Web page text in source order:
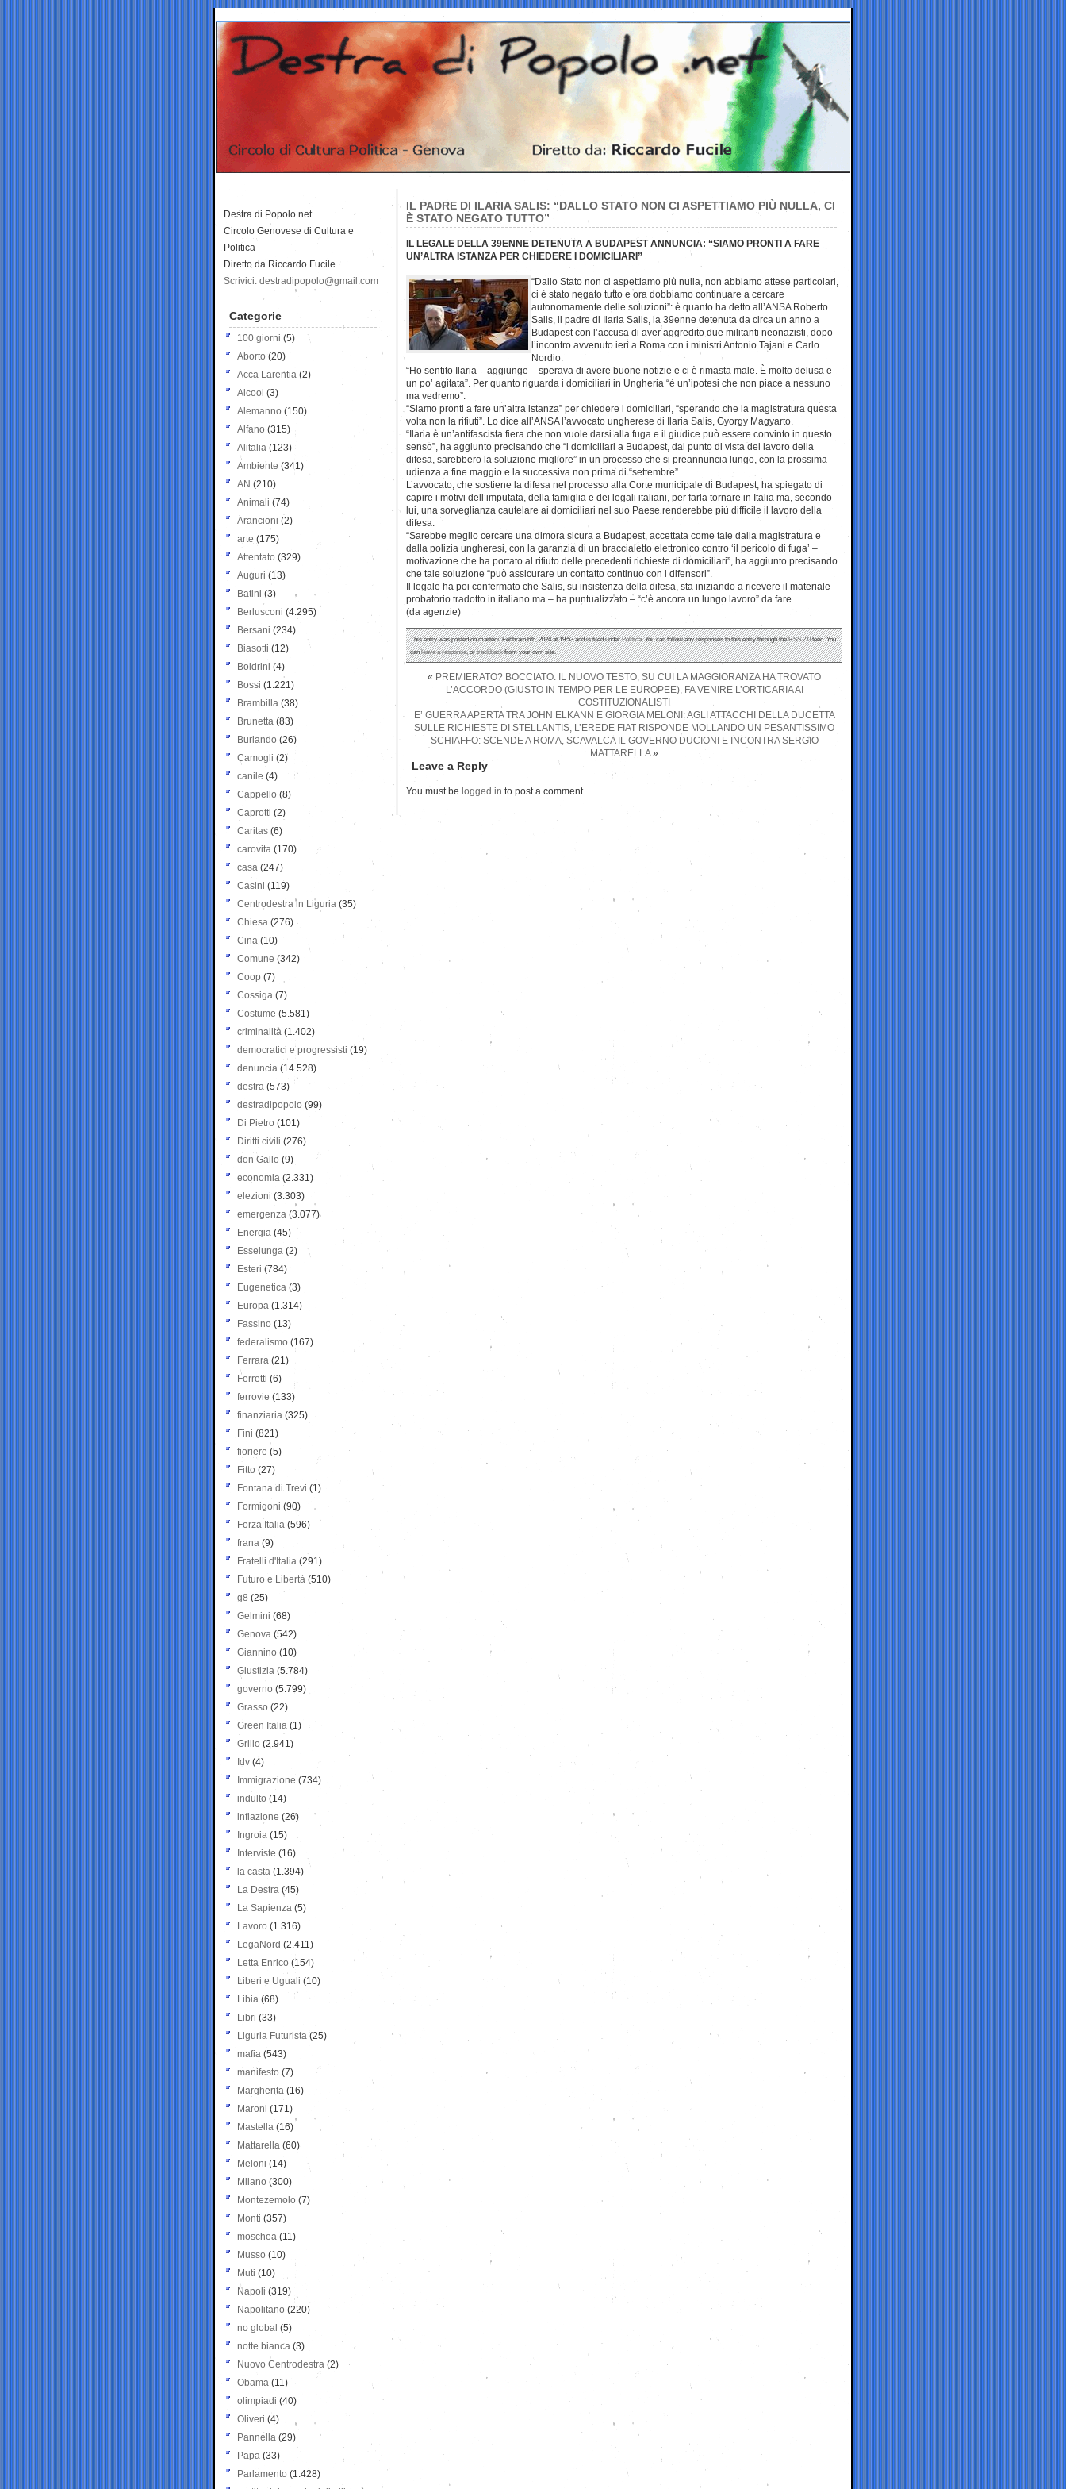
IL PADRE DI ILARIA SALIS: “DALLO STATO NON CI ASPETTIAMO PIÙ NULLA, CI
È STATO NEGATO TUTTO”
IL LEGALE DELLA 39ENNE DETENUTA A BUDAPEST ANNUNCIA: “SIAMO PRONTI A FARE
UN’ALTRA ISTANZA PER CHIEDERE I DOMICILIARI”
“Dallo Stato non ci aspettiamo più nulla, non abbiamo attese particolari,
ci è stato negato tutto e ora dobbiamo continuare a cercare
autonomamente delle soluzioni”: è quanto ha detto all’ANSA Roberto
Salis, il padre di Ilaria Salis, la 39enne detenuta da circa un anno a
Budapest con l’accusa di aver aggredito due militanti neonazisti, dopo
l’incontro avvenuto ieri a Roma con i ministri Antonio Tajani e Carlo
Nordio.
“Ho sentito Ilaria – aggiunge – sperava di avere buone notizie e ci è rimasta male. È molto delusa e
un po’ agitata”. Per quanto riguarda i domiciliari in Ungheria “è un’ipotesi che non piace a nessuno
ma vedremo”.
“Siamo pronti a fare un’altra istanza” per chiedere i domiciliari, “sperando che la magistratura questa
volta non la rifiuti”. Lo dice all’ANSA l’avvocato ungherese di Ilaria Salis, Gyorgy Magyarto.
“Ilaria è un’antifascista fiera che non vuole darsi alla fuga e il giudice può essere convinto in questo
senso”, ha aggiunto precisando che “i domiciliari a Budapest, dal punto di vista del lavoro della
difesa, sarebbero la soluzione migliore” in un processo che si preannuncia lungo, con la prossima
udienza a fine maggio e la successiva non prima di “settembre”.
L’avvocato, che sostiene la difesa nel processo alla Corte municipale di Budapest, ha spiegato di
capire i motivi dell’imputata, della famiglia e dei legali italiani, per farla tornare in Italia ma, secondo
lui, una sorveglianza cautelare ai domiciliari nel suo Paese renderebbe più difficile il lavoro della
difesa.
“Sarebbe meglio cercare una dimora sicura a Budapest, accettata come tale dalla magistratura e
dalla polizia ungheresi, con la garanzia di un braccialetto elettronico contro ‘il pericolo di fuga’ –
motivazione che ha portato al rifiuto delle precedenti richieste di domiciliari”, ha aggiunto precisando
che tale soluzione “può assicurare un contatto continuo con i difensori”.
Il legale ha poi confermato che Salis, su insistenza della difesa, sta iniziando a ricevere il materiale
probatorio tradotto in italiano ma – ha puntualizzato – “c’è ancora un lungo lavoro” da fare.
(da agenzie)
This entry was posted on martedì, Febbraio 6th, 2024 at 19:53 and is filed underPolitica. You can follow any responses to this entry through theRSS 2.0feed. You
canleave a response, ortrackbackfrom your own site.
« PREMIERATO? BOCCIATO: IL NUOVO TESTO, SU CUI LA MAGGIORANZA HA TROVATO
L’ACCORDO (GIUSTO IN TEMPO PER LE EUROPEE), FA VENIRE L’ORTICARIA AI
COSTITUZIONALISTI
E’ GUERRA APERTA TRA JOHN ELKANN E GIORGIA MELONI: AGLI ATTACCHI DELLA DUCETTA
SULLE RICHIESTE DI STELLANTIS, L’EREDE FIAT RISPONDE MOLLANDO UN PESANTISSIMO
SCHIAFFO: SCENDE A ROMA, SCAVALCA IL GOVERNO DUCIONI E INCONTRA SERGIO
MATTARELLA»
Leave a Reply
You must be logged in to post a comment.
Destra di Popolo.net
Circolo Genovese di Cultura e
Politica
Diretto da Riccardo Fucile
Scrivici: destradipopolo@gmail.com
Categorie
100 giorni (5)
Aborto (20)
Acca Larentia (2)
Alcool (3)
Alemanno (150)
Alfano (315)
Alitalia (123)
Ambiente (341)
AN (210)
Animali (74)
Arancioni (2)
arte (175)
Attentato (329)
Auguri (13)
Batini (3)
Berlusconi (4.295)
Bersani (234)
Biasotti (12)
Boldrini (4)
Bossi (1.221)
Brambilla (38)
Brunetta (83)
Burlando (26)
Camogli (2)
canile (4)
Cappello (8)
Caprotti (2)
Caritas (6)
carovita (170)
casa (247)
Casini (119)
Centrodestra in Liguria (35)
Chiesa (276)
Cina (10)
Comune (342)
Coop (7)
Cossiga (7)
Costume (5.581)
criminalità (1.402)
democratici e progressisti (19)
denuncia (14.528)
destra (573)
destradipopolo (99)
Di Pietro (101)
Diritti civili (276)
don Gallo (9)
economia (2.331)
elezioni (3.303)
emergenza (3.077)
Energia (45)
Esselunga (2)
Esteri (784)
Eugenetica (3)
Europa (1.314)
Fassino (13)
federalismo (167)
Ferrara (21)
Ferretti (6)
ferrovie (133)
finanziaria (325)
Fini (821)
fioriere (5)
Fitto (27)
Fontana di Trevi (1)
Formigoni (90)
Forza Italia (596)
frana (9)
Fratelli d'Italia (291)
Futuro e Libertà (510)
g8 (25)
Gelmini (68)
Genova (542)
Giannino (10)
Giustizia (5.784)
governo (5.799)
Grasso (22)
Green Italia (1)
Grillo (2.941)
Idv (4)
Immigrazione (734)
indulto (14)
inflazione (26)
Ingroia (15)
Interviste (16)
la casta (1.394)
La Destra (45)
La Sapienza (5)
Lavoro (1.316)
LegaNord (2.411)
Letta Enrico (154)
Liberi e Uguali (10)
Libia (68)
Libri (33)
Liguria Futurista (25)
mafia (543)
manifesto (7)
Margherita (16)
Maroni (171)
Mastella (16)
Mattarella (60)
Meloni (14)
Milano (300)
Montezemolo (7)
Monti (357)
moschea (11)
Musso (10)
Muti (10)
Napoli (319)
Napolitano (220)
no global (5)
notte bianca (3)
Nuovo Centrodestra (2)
Obama (11)
olimpiadi (40)
Oliveri (4)
Pannella (29)
Papa (33)
Parlamento (1.428)